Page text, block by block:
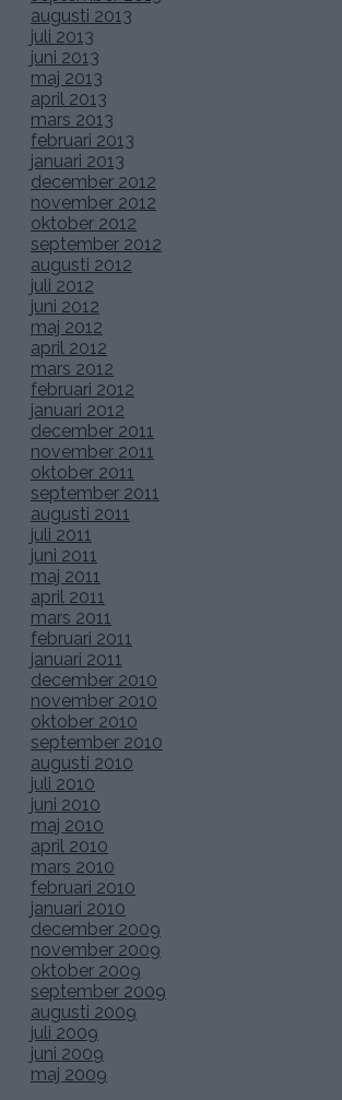
augusti 2013
juli 2013
juni 2013
maj 2013
april 2013
mars 2013
februari 2013
januari 2013
december 2012
november 2012
oktober 2012
september 2012
augusti 2012
juli 2012
juni 2012
maj 2012
april 2012
mars 2012
februari 2012
januari 2012
december 2011
november 2011
oktober 2011
september 2011
augusti 2011
juli 2011
juni 2011
maj 2011
april 2011
mars 2011
februari 2011
januari 2011
december 2010
november 2010
oktober 2010
september 2010
augusti 2010
juli 2010
juni 2010
maj 2010
april 2010
mars 2010
februari 2010
januari 2010
december 2009
november 2009
oktober 2009
september 2009
augusti 2009
juli 2009
juni 2009
maj 2009